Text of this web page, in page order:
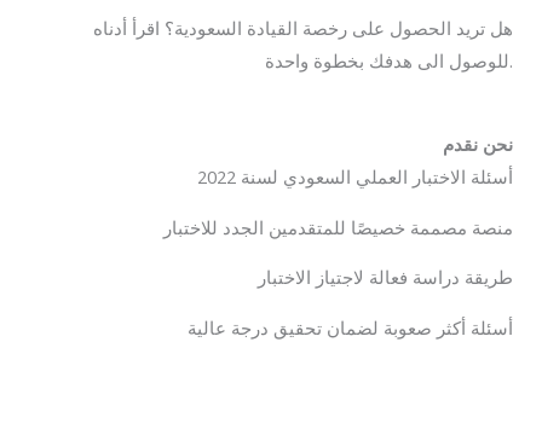
هل تريد الحصول على رخصة القيادة السعودية؟ اقرأ أدناه
للوصول الى هدفك بخطوة واحدة.
نحن نقدم
أسئلة الاختبار العملي السعودي لسنة 2022
منصة مصممة خصيصًا للمتقدمين الجدد للاختبار
طريقة دراسة فعالة لاجتياز الاختبار
أسئلة أكثر صعوبة لضمان تحقيق درجة عالية